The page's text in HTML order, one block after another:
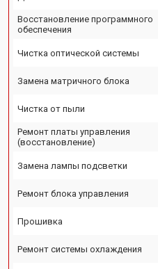
Восстановление программного
обеспечения
Чистка оптической системы
Замена матричного блока
Чистка от пыли
Ремонт платы управления
(восстановление)
Замена лампы подсветки
Ремонт блока управления
Прошивка
Ремонт системы охлаждения